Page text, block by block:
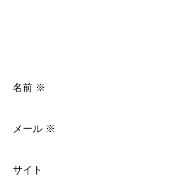
名前 ※
メール ※
サイト